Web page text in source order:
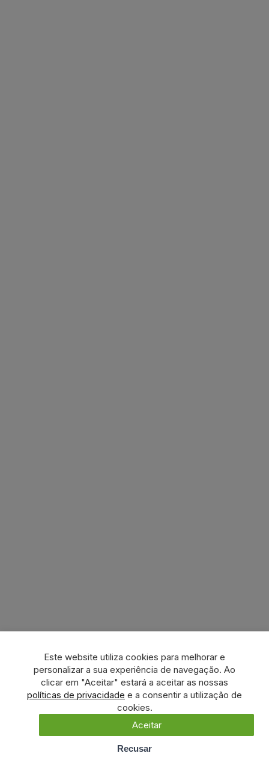
Este website utiliza cookies para melhorar e
personalizar a sua experiência de navegação. Ao
clicar em "Aceitar" estará a aceitar as nossas
políticas de privacidade e a consentir a utilização de
cookies.
Aceitar
Recusar